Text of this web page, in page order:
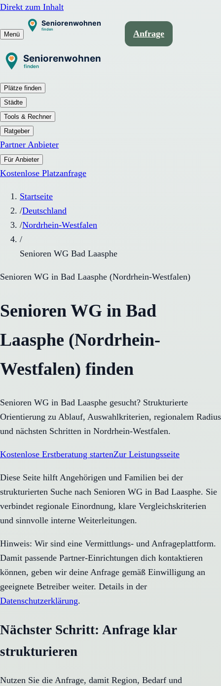
Direkt zum Inhalt
Menü Anfrage
Plätze finden
Städte
Tools & Rechner
Ratgeber
Partner Anbieter
Für Anbieter
Kostenlose Platzanfrage
Startseite
/Deutschland
/Nordrhein-Westfalen
/
Senioren WG Bad Laasphe
Senioren WG in Bad Laasphe (Nordrhein-Westfalen)
Senioren WG in Bad
Laasphe (Nordrhein-
Westfalen) finden
Senioren WG in Bad Laasphe gesucht? Strukturierte
Orientierung zu Ablauf, Auswahlkriterien, regionalem Radius
und nächsten Schritten in Nordrhein-Westfalen.
Kostenlose Erstberatung startenZur Leistungsseite
Diese Seite hilft Angehörigen und Familien bei der
strukturierten Suche nach Senioren WG in Bad Laasphe. Sie
verbindet regionale Einordnung, klare Vergleichskriterien
und sinnvolle interne Weiterleitungen.
Hinweis: Wir sind eine Vermittlungs- und Anfrageplattform.
Damit passende Partner-Einrichtungen dich kontaktieren
können, geben wir deine Anfrage gemäß Einwilligung an
geeignete Betreiber weiter. Details in der
Datenschutzerklärung.
Nächster Schritt: Anfrage klar
strukturieren
Nutzen Sie die Anfrage, damit Region, Bedarf und